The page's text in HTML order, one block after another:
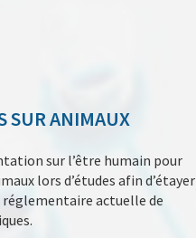
SUR ANIMAUX
sur l’être humain pour
lors d’études afin d’étayer
réglementaire actuelle de